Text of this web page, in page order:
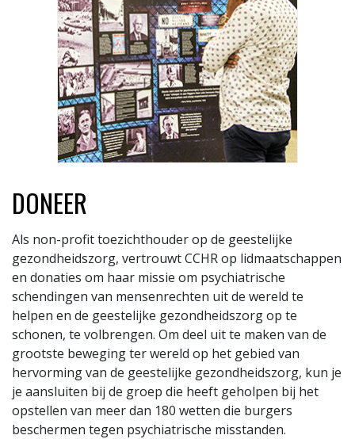
DONEER
Als non-profit toezichthouder op de geestelijke
gezondheidszorg, vertrouwt CCHR op lidmaatschappen
en donaties om haar missie om psychiatrische
schendingen van mensenrechten uit de wereld te
helpen en de geestelijke gezondheidszorg op te
schonen, te volbrengen. Om deel uit te maken van de
grootste beweging ter wereld op het gebied van
hervorming van de geestelijke gezondheidszorg, kun je
je aansluiten bij de groep die heeft geholpen bij het
opstellen van meer dan 180 wetten die burgers
beschermen tegen psychiatrische misstanden.